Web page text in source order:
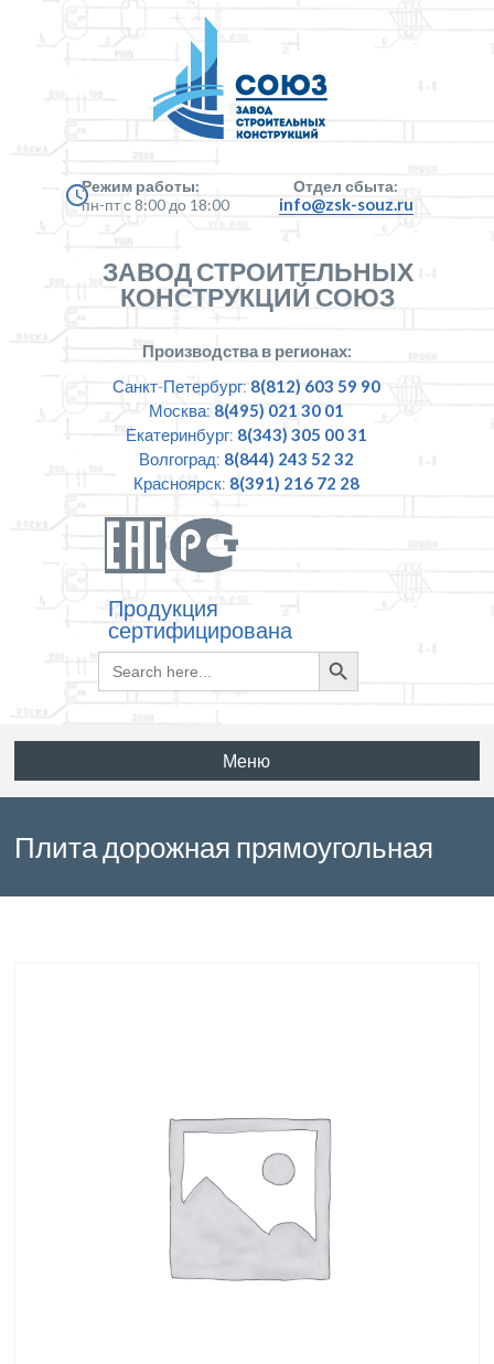
Режим работы:
пн-пт с 8:00 до 18:00
Отдел сбыта:
info@zsk-souz.ru
ЗАВОД СТРОИТЕЛЬНЫХ
КОНСТРУКЦИЙ СОЮЗ
Производства в регионах:
Санкт-Петербург: 8(812) 603 59 90
Москва: 8(495) 021 30 01
Екатеринбург: 8(343) 305 00 31
Волгоград: 8(844) 243 52 32
Красноярск: 8(391) 216 72 28
Продукция
сертифицирована
Search
for:
Search
Button
Меню
Плита дорожная прямоугольная